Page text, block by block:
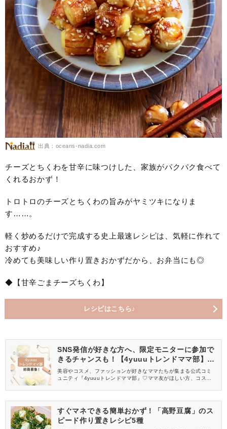
出典：oceans-nadia.com
チーズとちくわを甘辛に味つけした、家族がパクパク食べて
くれるおかず！
トロトロのチーズとちくわの旨みがヤミツキになりま
す……。
軽く炒めるだけで完成する史上最速レシピは、気軽に作れて
おすすめ♪
冷めても美味しい作り置きおかずだから、お弁当にも◎
◆【甘辛ごまチーズちくわ】
レシピはこちら♪
SNS発信が好きな方へ、限定モニターに参加で
きるチャンスも！【4yuuuトレンドママ部】部
員募集中
美容やコスメ、ファッションが好きなママたちが集まる公式コミ
ュニティ『4yuuuトレンドママ部』♡ママ友がほしい方、コスメサ
信してくれる方を募集しています！
すぐマネできる簡単おかず！「高野豆腐」のス
ピード作り置きレシピ5種